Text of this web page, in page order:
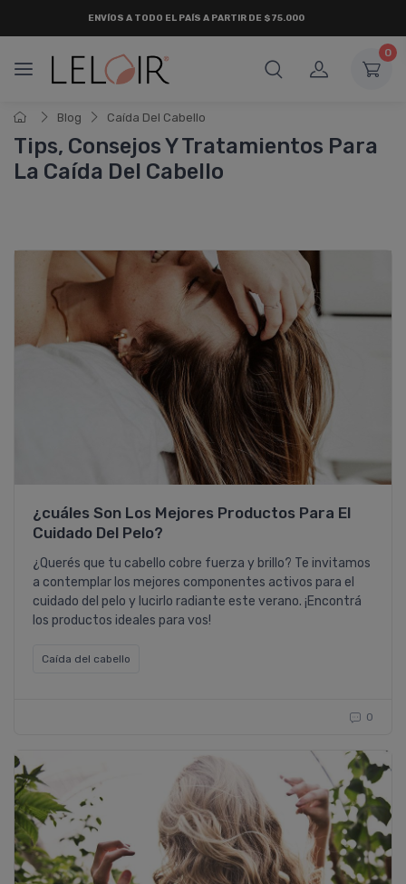
0
Blog Caí­da Del Cabello
Tips, Consejos Y Tratamientos Para
La Caí­da Del Cabello
¿cuáles Son Los Mejores Productos Para El
Cuidado Del Pelo?
¿Querés que tu cabello cobre fuerza y brillo? Te invitamos
a contemplar los mejores componentes activos para el
cuidado del pelo y lucirlo radiante este verano. ¡Encontrá
los productos ideales para vos!
Caí­da del cabello
0